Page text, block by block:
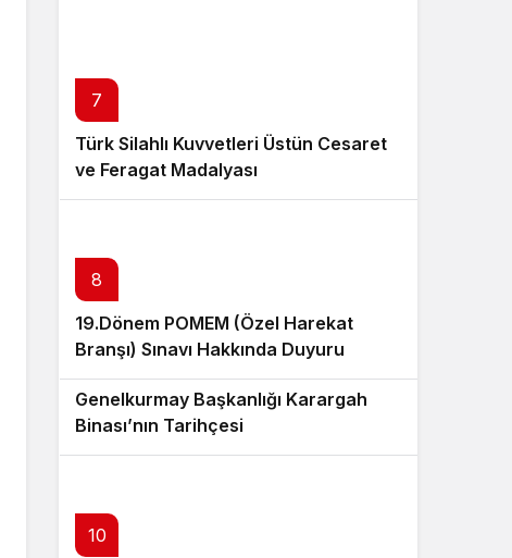
7
Türk Silahlı Kuvvetleri Üstün Cesaret
ve Feragat Madalyası
8
19.Dönem POMEM (Özel Harekat
Branşı) Sınavı Hakkında Duyuru
9
Genelkurmay Başkanlığı Karargah
Binası’nın Tarihçesi
10